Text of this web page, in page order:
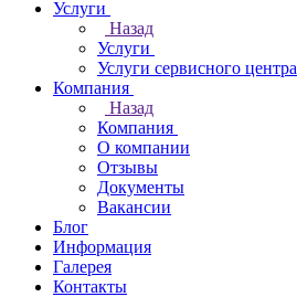
Услуги
Назад
Услуги
Услуги сервисного центра
Компания
Назад
Компания
О компании
Отзывы
Документы
Вакансии
Блог
Информация
Галерея
Контакты